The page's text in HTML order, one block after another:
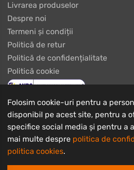
Livrarea produselor
Despre noi
Termeni și condiții
Politică de retur
Politică de confidențialitate
Politică cookie
Folosim cookie-uri pentru a
disponibil pe acest site, pentru a
specifice social media și pentru a
mai multe despre politica de
politica cookies.